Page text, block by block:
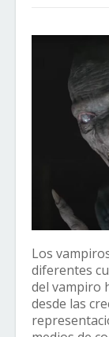
Los
diferentes
del vampiro
desde las